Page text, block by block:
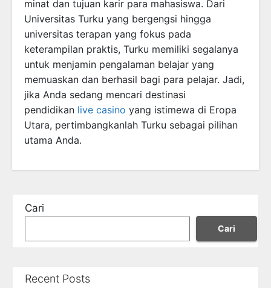
minat dan tujuan karir para mahasiswa. Dari
Universitas Turku yang bergengsi hingga
universitas terapan yang fokus pada
keterampilan praktis, Turku memiliki segalanya
untuk menjamin pengalaman belajar yang
memuaskan dan berhasil bagi para pelajar. Jadi,
jika Anda sedang mencari destinasi
pendidikan live casino yang istimewa di Eropa
Utara, pertimbangkanlah Turku sebagai pilihan
utama Anda.
Cari
Cari
Recent Posts